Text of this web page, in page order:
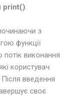
print()
з
функції
потік виконання
користувач
введення
своє